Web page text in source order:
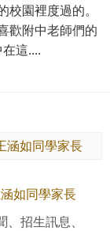
園裡度過的。
歡附中老師們的
這....
如同學家長
招生訊息、